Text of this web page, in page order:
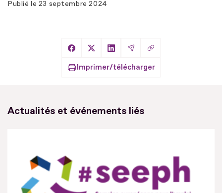
Publié le 23 septembre 2024
Partager sur Facebook
Partager sur X
Partager sur LinkedIn
Partager par Email
Copier le lien
Imprimer/télécharger
Actualités et événements liés